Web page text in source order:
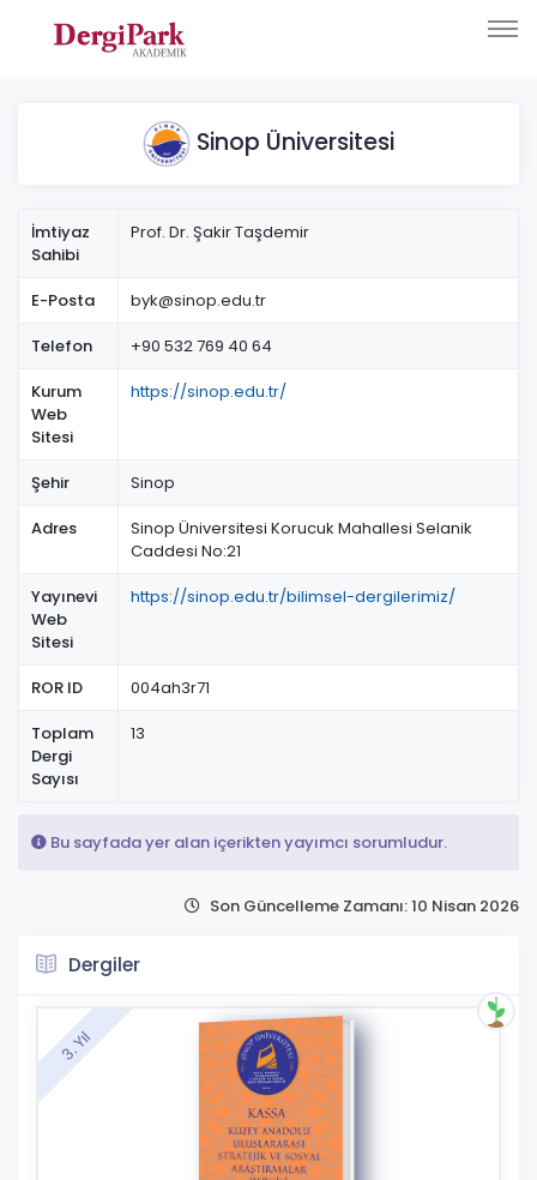
Sinop Üniversitesi
İmtiyaz
Sahibi
Prof. Dr. Şakir Taşdemir
E-Posta
byk@sinop.edu.tr
Telefon
+90 532 769 40 64
Kurum
Web
Sitesi
https://sinop.edu.tr/
Şehir
Sinop
Adres
Sinop Üniversitesi Korucuk Mahallesi Selanik
Caddesi No:21
Yayınevi
Web
Sitesi
https://sinop.edu.tr/bilimsel-dergilerimiz/
ROR ID
004ah3r71
Toplam
Dergi
Sayısı
13
Bu sayfada yer alan içerikten yayımcı sorumludur.
Son Güncelleme Zamanı: 10 Nisan 2026
Dergiler
3. Yıl